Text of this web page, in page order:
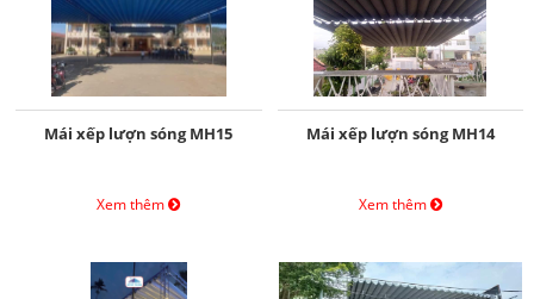
Mái xếp lượn sóng MH15
Xem thêm
Mái xếp lượn sóng MH14
Xem thêm